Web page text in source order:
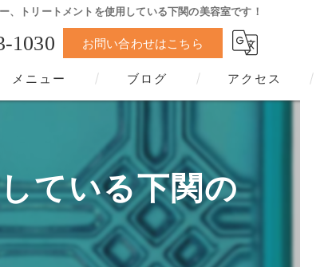
、トリートメントを使用している下関の美容室です！
1030 お問い合わせはこちら
メニュー ブログ アクセス
ている下関の